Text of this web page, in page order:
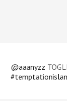
@aaanyzz